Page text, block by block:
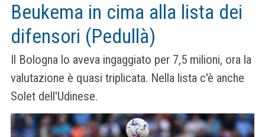
Beukema in cima alla lista dei
difensori (Pedullà)
Il Bologna lo aveva ingaggiato per 7,5 milioni, ora la
valutazione è quasi triplicata. Nella lista c'è anche
Solet dell'Udinese.